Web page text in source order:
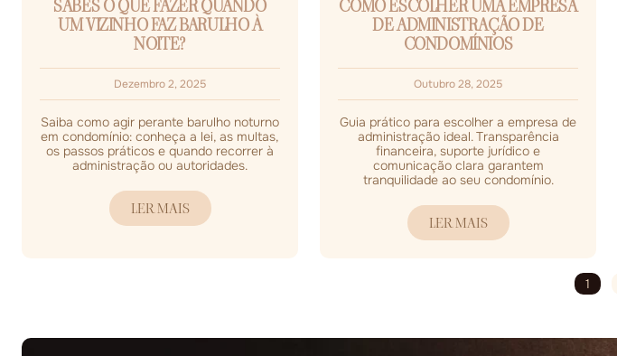
SABES O QUE FAZER QUANDO
UM VIZINHO FAZ BARULHO À
NOITE?
Dezembro 2, 2025
Saiba como agir perante barulho noturno
em condomínio: conheça a lei, as multas,
os passos práticos e quando recorrer à
administração ou autoridades.
LER MAIS
COMO ESCOLHER UMA EMPRESA
DE ADMINISTRAÇÃO DE
CONDOMÍNIOS
Outubro 28, 2025
Guia prático para escolher a empresa de
administração ideal. Transparência
financeira, suporte jurídico e
comunicação clara garantem
tranquilidade ao seu condomínio.
LER MAIS
1